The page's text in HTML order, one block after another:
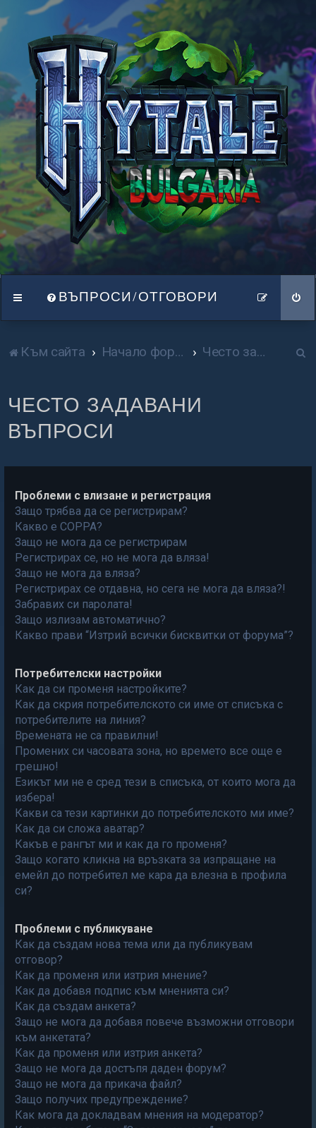
ВЪПРОСИ/ОТГОВОРИ
Към сайта Начало форум Често задавани въпроси
е
ЧЕСТО ЗАДАВАНИ
ВЪПРОСИ
Проблеми с влизане и регистрация
Защо трябва да се регистрирам?
Какво е COPPA?
Защо не мога да се регистрирам
Регистрирах се, но не мога да вляза!
Защо не мога да вляза?
Регистрирах се отдавна, но сега не мога да вляза?!
Забравих си паролата!
Защо излизам автоматично?
Какво прави “Изтрий всички бисквитки от форума”?
Потребителски настройки
Как да си променя настройките?
Как да скрия потребителското си име от списъка с
потребителите на линия?
Времената не са правилни!
Промених си часовата зона, но времето все още е
грешно!
Езикът ми не е сред тези в списъка, от които мога да
избера!
Какви са тези картинки до потребителското ми име?
Как да си сложа аватар?
Какъв е рангът ми и как да го променя?
Защо когато кликна на връзката за изпращане на
емейл до потребител ме кара да влезна в профила
си?
Проблеми с публикуване
Как да създам нова тема или да публикувам
отговор?
Как да променя или изтрия мнение?
Как да добавя подпис към мненията си?
Как да създам анкета?
Защо не мога да добавя повече възможни отговори
към анкетата?
Как да променя или изтрия анкета?
Защо не мога да достъпя даден форум?
Защо не мога да прикача файл?
Защо получих предупреждение?
Как мога да докладвам мнения на модератор?